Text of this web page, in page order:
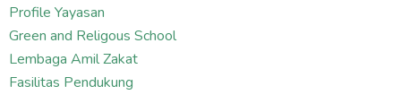
Profile Yayasan
Green and Religous School
Lembaga Amil Zakat
Fasilitas Pendukung